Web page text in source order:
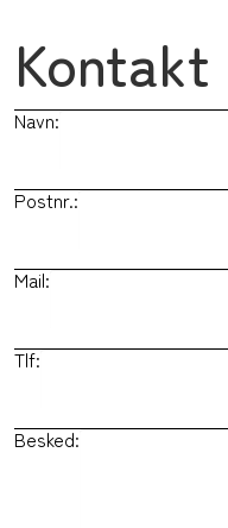
Kontakt
Navn:
Postnr.:
Mail:
Tlf:
Besked: